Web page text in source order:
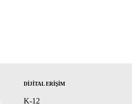
DİJİTAL ERİŞİM
K-12